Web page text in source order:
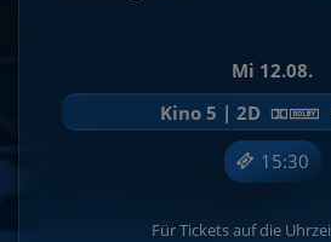
Mi 12.08.
15:30
Kino 5 | 2D
Für Tickets auf die